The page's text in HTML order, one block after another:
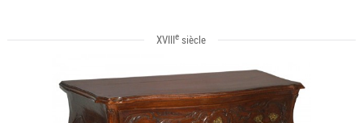
XVIIIe siècle